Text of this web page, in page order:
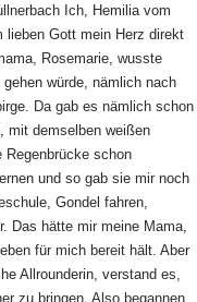
Ich, Hemilia vom
lieben Gott mein Herz direkt
Rosemarie, wusste
würde, nämlich nach
Da gab es nämlich schon
mit demselben weißen
Regenbrücke schon
und so gab sie mir noch
Gondel fahren,
Das hätte mir meine Mama,
für mich bereit hält. Aber
Allrounderin, verstand es,
zu bringen. Also begannen